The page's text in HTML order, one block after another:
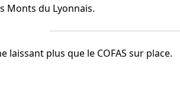
Monts du Lyonnais.
laissant plus que le COFAS sur place.